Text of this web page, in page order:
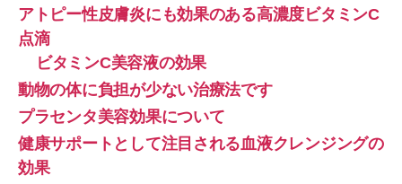
アトピー性皮膚炎にも効果のある高濃度ビタミンC
点滴
ビタミンC美容液の効果
動物の体に負担が少ない治療法です
プラセンタ美容効果について
健康サポートとして注目される血液クレンジングの
効果